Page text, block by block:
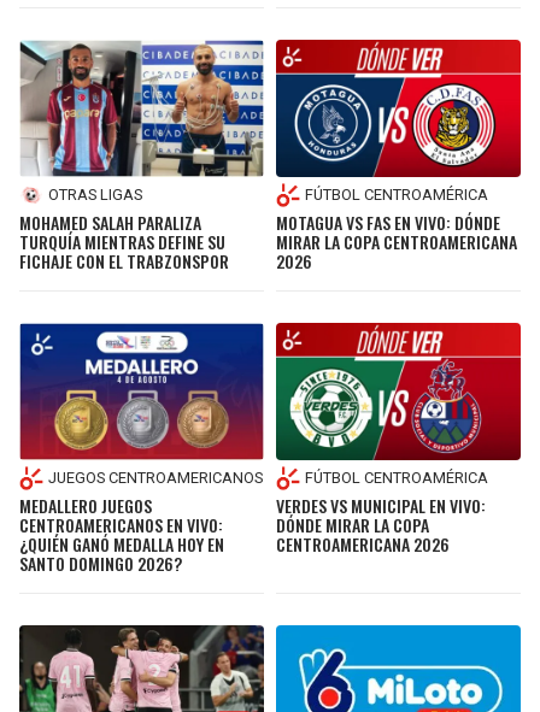
OTRAS LIGAS
MOHAMED SALAH PARALIZA
TURQUÍA MIENTRAS DEFINE SU
FICHAJE CON EL TRABZONSPOR
FÚTBOL CENTROAMÉRICA
MOTAGUA VS FAS EN VIVO: DÓNDE
MIRAR LA COPA CENTROAMERICANA
2026
JUEGOS CENTROAMERICANOS
MEDALLERO JUEGOS
CENTROAMERICANOS EN VIVO:
¿QUIÉN GANÓ MEDALLA HOY EN
SANTO DOMINGO 2026?
FÚTBOL CENTROAMÉRICA
VERDES VS MUNICIPAL EN VIVO:
DÓNDE MIRAR LA COPA
CENTROAMERICANA 2026